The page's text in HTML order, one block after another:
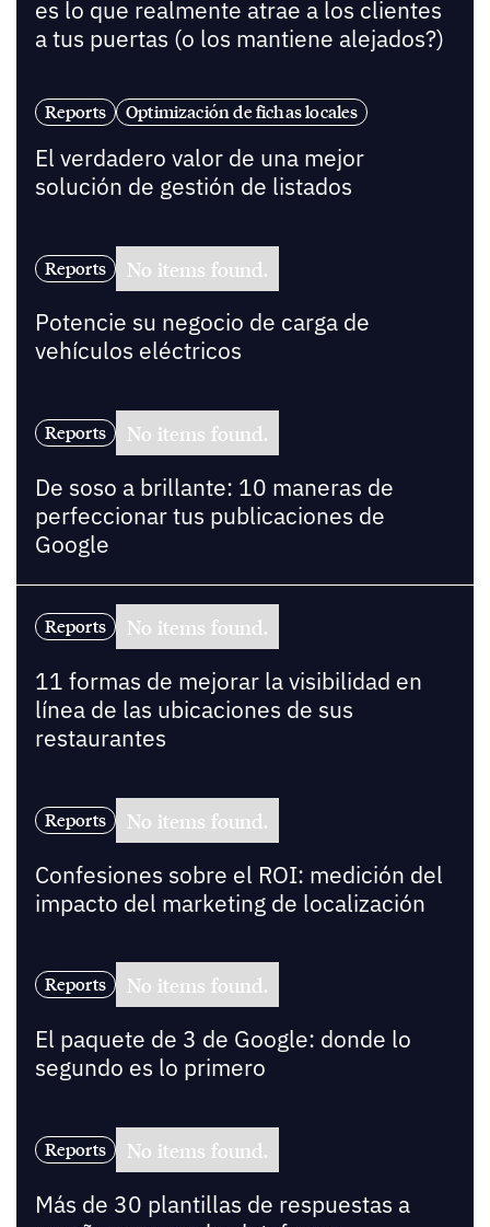
es lo que realmente atrae a los clientes
a tus puertas (o los mantiene alejados?)
Reports Optimización de fichas locales
El verdadero valor de una mejor
solución de gestión de listados
Reports No items found.
Potencie su negocio de carga de
vehículos eléctricos
Reports No items found.
De soso a brillante: 10 maneras de
perfeccionar tus publicaciones de
Google
Reports No items found.
11 formas de mejorar la visibilidad en
línea de las ubicaciones de sus
restaurantes
Reports No items found.
Confesiones sobre el ROI: medición del
impacto del marketing de localización
Reports No items found.
El paquete de 3 de Google: donde lo
segundo es lo primero
Reports No items found.
Más de 30 plantillas de respuestas a